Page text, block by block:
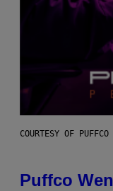
COURTESY OF PUFFCO
Puffco